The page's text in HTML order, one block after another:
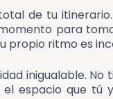
de tu
para
propio ritmo es
inigualable.
espacio que